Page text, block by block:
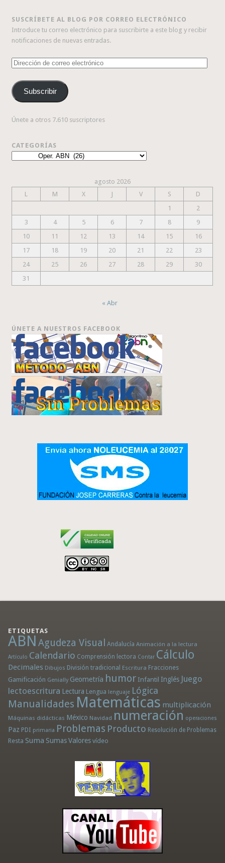
SUSCRÍBETE AL BLOG POR CORREO ELECTRÓNICO
Introduce tu correo electrónico para suscribirte a este blog y recibir
notificaciones de nuevas entradas.
Dirección
correo
electrónico
Subscribir
Únete a otros 7.610 suscriptores
CATEGORÍAS
Categorías
agosto 2026
L
M X J V S
D
1
2
3
4 5 6 7 8
9
10
11 12 13 14 15
16
17
18 19 20 21 22
23
24
25 26 27 28 29
30
31
« Abr
ÚNETE A NUESTROS FACEBOOK
ETIQUETAS
ABN Agudeza Visual Andalucía Animación a la lectura
Artículo Calendario Comprensión lectora Contar Cálculo
Decimales Dibujos División tradicional Escritura Fracciones
Gamificación Genially Geometría humor Infantil Inglés Juego
lectoescritura Lectura Lengua lenguaje Lógica
Manualidades Matemáticas multiplicación
Máquinas didácticas México Navidad numeración operaciones
Paz PDI primaria Problemas Producto Resolución de Problemas
Resta Suma Sumas Valores vídeo